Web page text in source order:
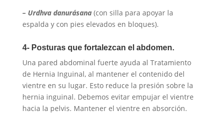
– Urdhva danurásana (con silla para apoyar la
espalda y con pies elevados en bloques).
4- Posturas que fortalezcan el abdomen.
Una pared abdominal fuerte ayuda al Tratamiento
de Hernia Inguinal, al mantener el contenido del
vientre en su lugar. Esto reduce la presión sobre la
hernia inguinal. Debemos evitar empujar el vientre
hacia la pelvis. Mantener el vientre en absorción.